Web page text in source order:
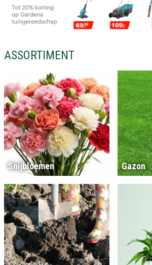
ASSORTIMENT
Snijbloemen Gazon